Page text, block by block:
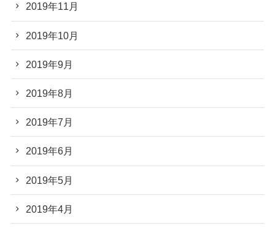
2019年11月
2019年10月
2019年9月
2019年8月
2019年7月
2019年6月
2019年5月
2019年4月